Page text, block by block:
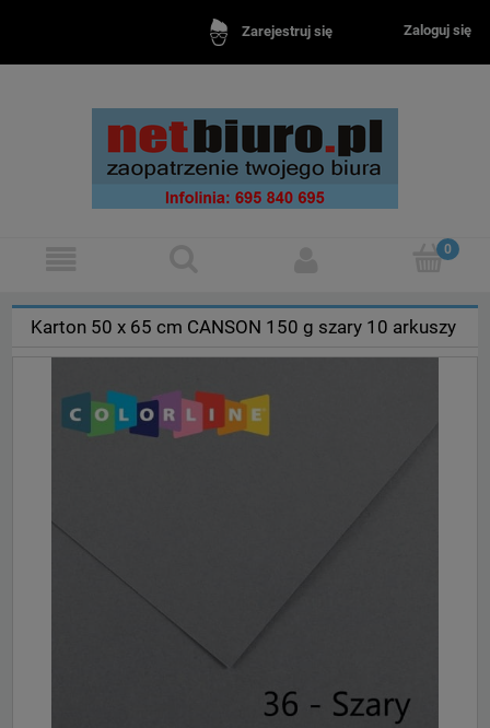
Zarejestruj się Zaloguj się
Karton 50 x 65 cm CANSON 150 g szary 10 arkuszy